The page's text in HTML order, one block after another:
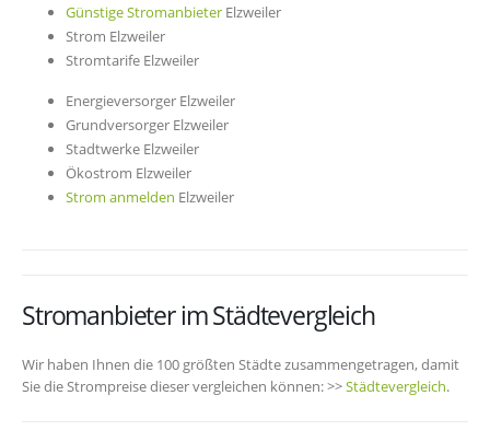
Günstige Stromanbieter Elzweiler
Strom Elzweiler
Stromtarife Elzweiler
Energieversorger Elzweiler
Grundversorger Elzweiler
Stadtwerke Elzweiler
Ökostrom Elzweiler
Strom anmelden Elzweiler
Stromanbieter im Städtevergleich
Wir haben Ihnen die 100 größten Städte zusammengetragen, damit
Sie die Strompreise dieser vergleichen können: >>Städtevergleich.